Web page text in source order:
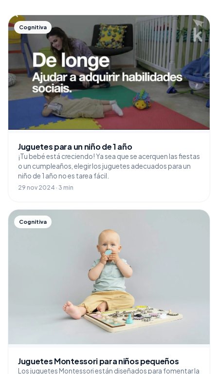
Cognitiva
Juguetes para un niño de 1 año
¡Tu bebé está creciendo! Ya sea que se acerquen las fiestas
o un cumpleaños, elegir los juguetes adecuados para un
niño de 1 año no es tarea fácil.
29 nov 2024 · 3 min
Cognitiva
Juguetes Montessori para niños pequeños
Los juguetes Montessori están diseñados para fomentar la